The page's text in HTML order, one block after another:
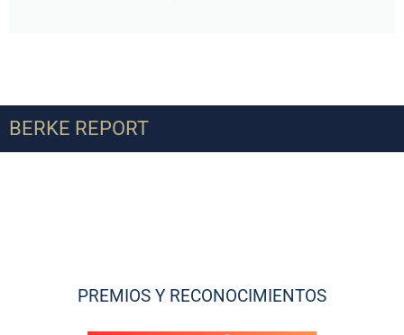
BERKE REPORT
PREMIOS Y RECONOCIMIENTOS